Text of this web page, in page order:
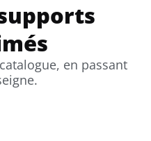
en passant